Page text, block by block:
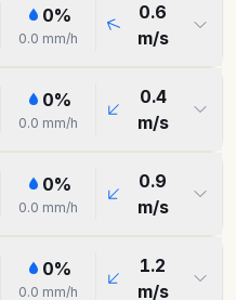
0%
0.0 mm/h
0.6
m/s
0%
0.0 mm/h
0.4
m/s
0%
0.0 mm/h
0.9
m/s
0%
0.0 mm/h
1.2
m/s